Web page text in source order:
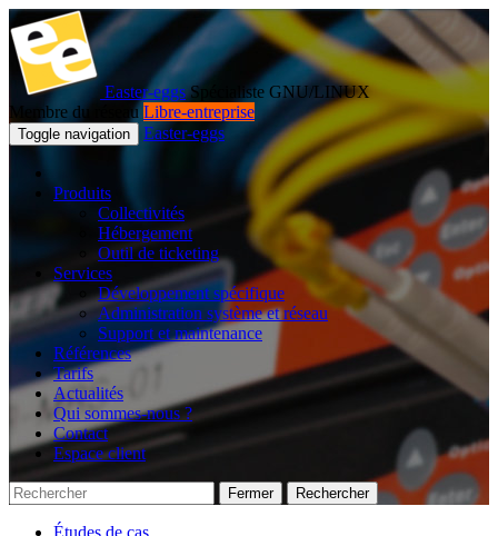
Easter-eggs Spécialiste GNU/LINUX
Membre du réseau Libre-entreprise
Toggle navigation Easter-eggs
Produits
Collectivités
Hébergement
Outil de ticketing
Services
Développement spécifique
Administration système et réseau
Support et maintenance
Références
Tarifs
Actualités
Qui sommes-nous ?
Contact
Espace client
Fermer Rechercher
Études de cas